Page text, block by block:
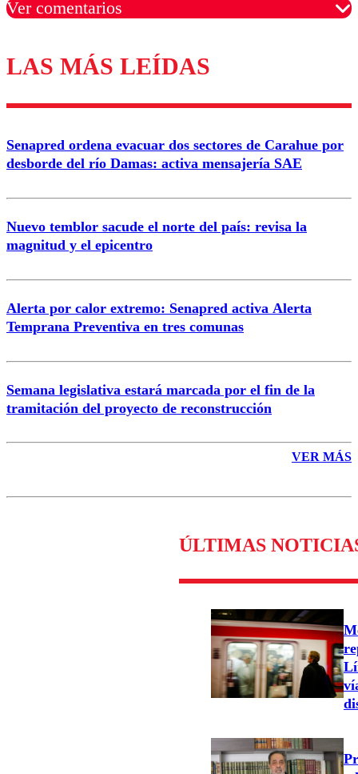
Ver comentarios
Los comentarios son moderados para garantizar un
diálogo respetuoso.
Correo
LAS MÁS LEÍDAS
Senapred ordena evacuar dos sectores de Carahue por
desborde del río Damas: activa mensajería SAE
Nuevo temblor sacude el norte del país: revisa la
magnitud y el epicentro
Alerta por calor extremo: Senapred activa Alerta
Temprana Preventiva en tres comunas
Semana legislativa estará marcada por el fin de la
tramitación del proyecto de reconstrucción
VER MÁS
ÚLTIMAS